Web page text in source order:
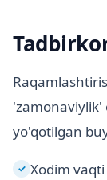
yo'qotilgan
✓ Xodim